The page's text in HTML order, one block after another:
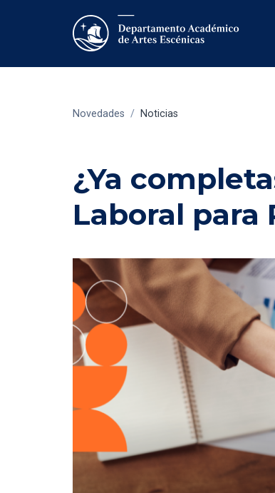
Novedades / Noticias
¿Ya
Laboral para